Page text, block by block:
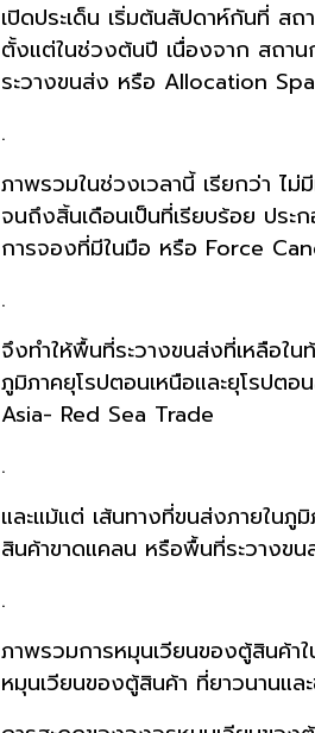
เปิดประเด็น เริ่มต้นสัปดาห์กันที่ ส
ตั้งแต่ในช่วงต้นปี เนื่องจาก สถา
ระวางขนส่ง หรือ Allocation
.
ภาพรวมในช่วงเวลานี้ เรียกว่า ไ
จนถึงสิ้นเดือนเป็นที่เรียบร้อย ปร
การจองที่มีในมือ หรือ Force
.
จึงทำให้พื้นที่ระวางขนส่งที่เหลือใ
ภูมิภาคยุโรปตอนเหนือและยุโรป
Asia- Red Sea Trade
.
และแม้แต่ เส้นทางที่ขนส่งภายในภู
สินค้าขาดแคลน หรือพื้นที่ระวางข
.
ภาพรวมการหมุนเวียนของตู้สินค้า
หมุนเวียนของตู้สินค้า ที่ยาวนานแล